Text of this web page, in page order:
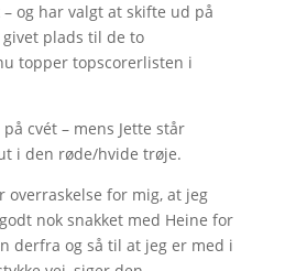
og har valgt at skifte ud på
plads til de to
topper topscorerlisten i
cvét – mens Jette står
i den røde/hvide trøje.
overraskelse for mig, at jeg
nok snakket med Heine for
derfra og så til at jeg er med i